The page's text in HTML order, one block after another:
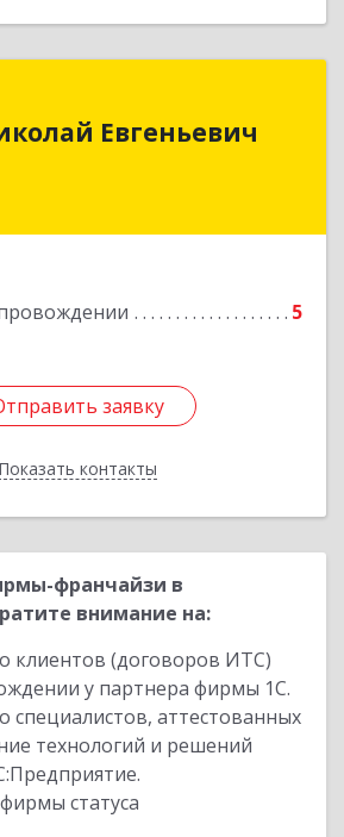
Евгеньевич
5
заявку
Показать контакты
заявку
Назад
франчайзи в
внимание на:
клиентов (договоров ИТС)
у партнера фирмы 1С.
специалистов, аттестованных
технологий и решений
статуса